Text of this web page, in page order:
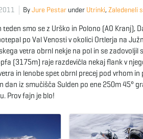
ByJure Pestar under Utrinki, Zaledeneli
teden smo se z Urško in Polono (AO Kranj),
po Val Venosti v okolici Ortlerja na
vetra obrnl nekje na pol in se
(3175m) raje razdevičla nekaj flank v
in lenobe spet obrnl precej pod vrhom
dan iz smučišča Sulden po ene 250m 45°
Prov fajn je blo!